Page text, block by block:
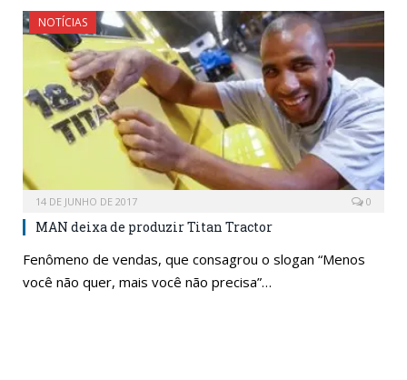
NOTÍCIAS
14 DE JUNHO DE 2017 0
MAN deixa de produzir Titan Tractor
Fenômeno de vendas, que consagrou o slogan “Menos
você não quer, mais você não precisa”…